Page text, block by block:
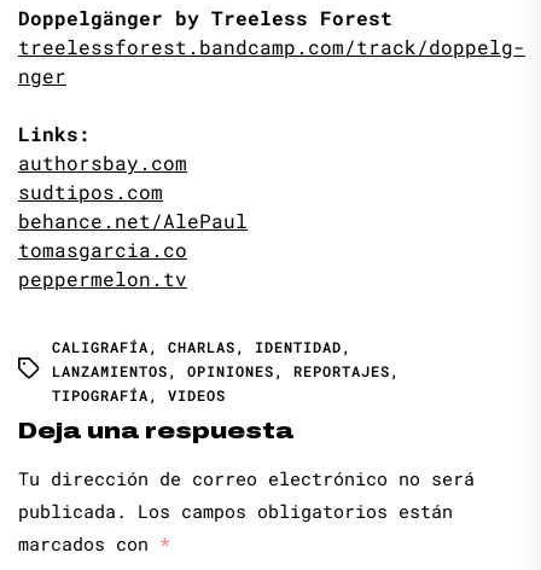
Doppelgänger by Treeless Forest
treelessforest.bandcamp.com/track/doppelg-
nger
Links:
authorsbay.com
sudtipos.com
behance.net/AlePaul
tomasgarcia.co
peppermelon.tv
CALIGRAFÍA, CHARLAS, IDENTIDAD,
LANZAMIENTOS, OPINIONES, REPORTAJES,
TIPOGRAFÍA, VIDEOS
Deja una respuesta
Tu dirección de correo electrónico no será
publicada.
Los campos obligatorios están
marcados con *